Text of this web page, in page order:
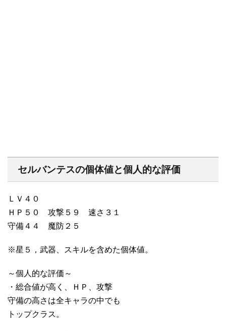
セルバンテスの個体値と個人的な評価
ＬＶ４０
ＨＰ５０ 攻撃５９ 速さ３１
守備４４ 魔防２５
※星５，武器、スキルを含めた個体値。
～個人的な評価～
・総合値が高く、ＨＰ、攻撃
守備の高さは全キャラの中でも
トップクラス。